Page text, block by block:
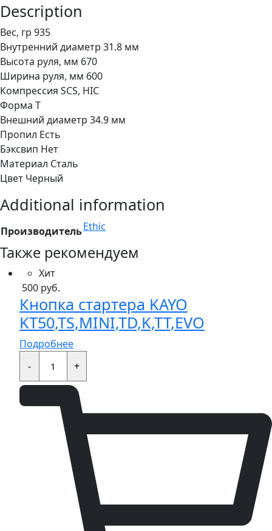
Description
Вес, гр 935
Внутренний диаметр 31.8 мм
Высота руля, мм 670
Ширина руля, мм 600
Компрессия SCS, HIC
Форма T
Внешний диаметр 34.9 мм
Пропил Есть
Бэксвип Нет
Материал Сталь
Цвет Черный
Additional information
ПроизводительEthic
Также рекомендуем
Хит
500 руб.
Кнопка стартера KAYO
KT50,TS,MINI,TD,K,TT,EVO
Подробнее
-
Кнопка
стартера
KT50,TS,MINI,TD,K,TT,EVO
quantity
+